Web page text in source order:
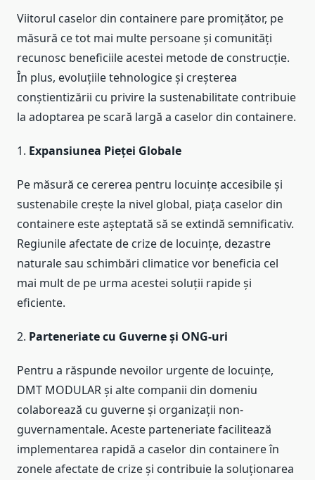
Viitorul caselor din containere pare promițător, pe
măsură ce tot mai multe persoane și comunități
recunosc beneficiile acestei metode de construcție.
În plus, evoluțiile tehnologice și creșterea
conștientizării cu privire la sustenabilitate contribuie
la adoptarea pe scară largă a caselor din containere.
1. Expansiunea Pieței Globale
Pe măsură ce cererea pentru locuințe accesibile și
sustenabile crește la nivel global, piața caselor din
containere este așteptată să se extindă semnificativ.
Regiunile afectate de crize de locuințe, dezastre
naturale sau schimbări climatice vor beneficia cel
mai mult de pe urma acestei soluții rapide și
eficiente.
2. Parteneriate cu Guverne și ONG-uri
Pentru a răspunde nevoilor urgente de locuințe,
DMT MODULAR și alte companii din domeniu
colaborează cu guverne și organizații non-
guvernamentale. Aceste parteneriate facilitează
implementarea rapidă a caselor din containere în
zonele afectate de crize și contribuie la soluționarea